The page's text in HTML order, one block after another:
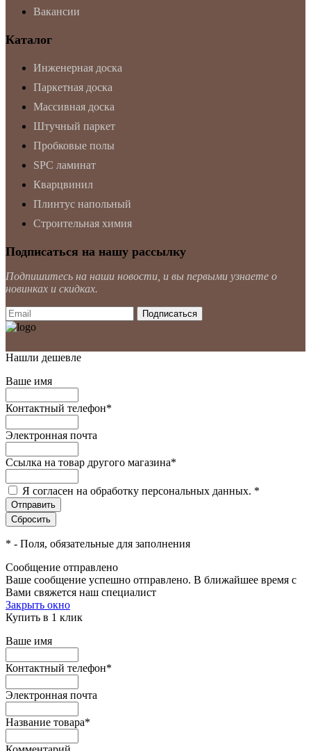
Вакансии
Каталог
Инженерная доска
Паркетная доска
Массивная доска
Штучный паркет
Пробковые полы
SPC ламинат
Кварцвинил
Плинтус напольный
Строительная химия
Подписаться на нашу рассылку
Подпишитесь на наши новости, и вы первыми узнаете о
новинках и скидках.
Нашли дешевле
Ваше имя
Контактный телефон*
Электронная почта
Ссылка на товар другого магазина*
Я согласен на обработку персональных данных. *
* - Поля, обязательные для заполнения
Сообщение отправлено
Ваше сообщение успешно отправлено. В ближайшее время с
Вами свяжется наш специалист
Закрыть окно
Купить в 1 клик
Ваше имя
Контактный телефон*
Электронная почта
Название товара*